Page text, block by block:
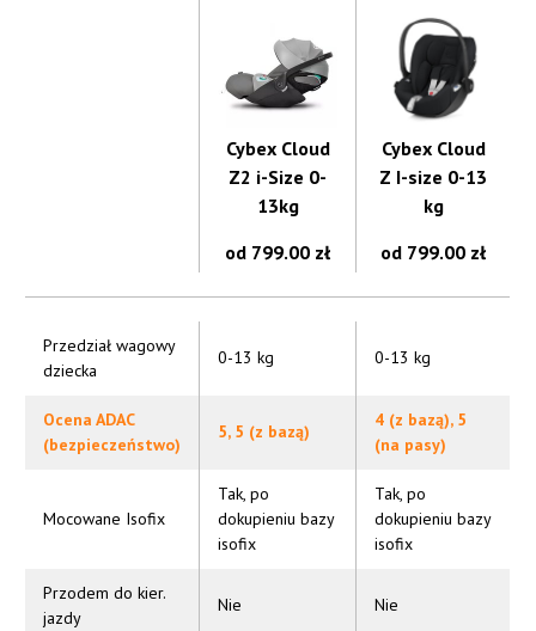
Cybex Cloud
Z2 i-Size 0-
13kg
Cybex Cloud
Z I-size 0-13
kg
od 799.00 zł
od 799.00 zł
Przedział wagowy
dziecka
0-13 kg 0-13 kg
Ocena ADAC
(bezpieczeństwo)
5, 5 (z bazą)
4 (z bazą), 5
(na pasy)
Mocowane Isofix
Tak, po
dokupieniu bazy
isofix
Tak, po
dokupieniu bazy
isofix
Przodem do kier.
jazdy
Nie Nie